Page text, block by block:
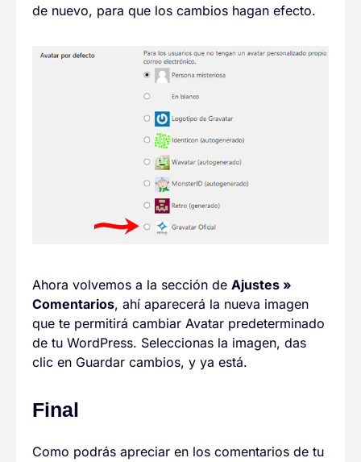
de nuevo, para que los cambios hagan efecto.
Ahora volvemos a la sección deAjustes »
Comentarios, ahí aparecerá la nueva imagen
que te permitirá cambiar Avatar predeterminado
de tu WordPress. Seleccionas la imagen, das
clic en Guardar cambios, y ya está.
Final
Como podrás apreciar en los comentarios de tu